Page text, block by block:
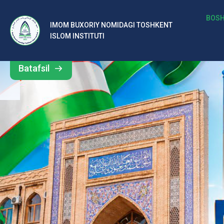
IMOM BUXORIY NOMIDAGI TOSHKENT
ISLOM INSTITUTI
b
al
ar
o‘
rt
a
si
d
Barcha
yangiliklar
Batafsil